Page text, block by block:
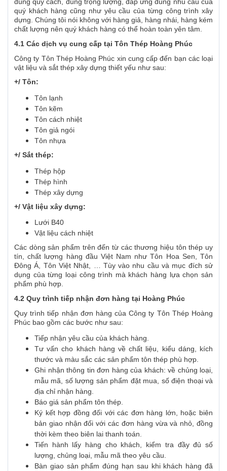
đúng quy cách, đúng trọng lượng, đáp ứng đúng nhu cầu của
quý khách hàng cũng như yêu cầu của từng công trình xây
dựng. Chúng tôi nói không với hàng giả, hàng nhái, hàng kém
chất lượng nên quý khách hàng có thể hoàn toàn yên tâm.
4.1 Các dịch vụ cung cấp tại Tôn Thép Hoàng Phúc
Công ty Tôn Thép Hoàng Phúc xin cung cấp đến bạn các loại
vật liệu và sắt thép xây dựng thiết yếu như sau:
+/ Tôn:
Tôn lạnh
Tôn kẽm
Tôn cách nhiệt
Tôn giả ngói
Tôn nhựa
+/ Sắt thép:
Thép hộp
Thép hình
Thép xây dựng
+/ Vật liệu xây dựng:
Lưới B40
Vật liệu cách nhiệt
Các dòng sản phẩm trên đến từ các thương hiệu tôn thép uy
tín, chất lượng hàng đầu Việt Nam như Tôn Hoa Sen, Tôn
Đông Á, Tôn Việt Nhật, … Tùy vào nhu cầu và mục đích sử
dụng của từng loại công trình mà khách hàng lựa chọn sản
phẩm phù hợp.
4.2 Quy trình tiếp nhận đơn hàng tại Hoàng Phúc
Quy trình tiếp nhận đơn hàng của Công ty Tôn Thép Hoàng
Phúc bao gồm các bước như sau:
Tiếp nhận yêu cầu của khách hàng.
Tư vấn cho khách hàng về chất liệu, kiểu dáng, kích
thước và màu sắc các sản phẩm tôn thép phù hợp.
Ghi nhận thông tin đơn hàng của khách: về chủng loại,
mẫu mã, số lượng sản phẩm đặt mua, số điện thoại và
địa chỉ nhận hàng.
Báo giá sản phẩm tôn thép.
Ký kết hợp đồng đối với các đơn hàng lớn, hoặc biên
bản giao nhận đối với các đơn hàng vừa và nhỏ, đồng
thời kèm theo biên lai thanh toán.
Tiến hành lấy hàng cho khách, kiểm tra đầy đủ số
lượng, chủng loại, mẫu mã theo yêu cầu.
Bàn giao sản phẩm đúng hạn sau khi khách hàng đã